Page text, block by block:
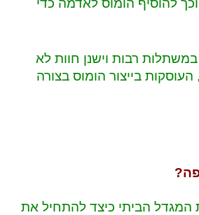
להוסיף הומוס לאדמה כדי
רבות וישנן חוות לא
בייצור הומוס בצורה
הביתי כיצד להתחיל את